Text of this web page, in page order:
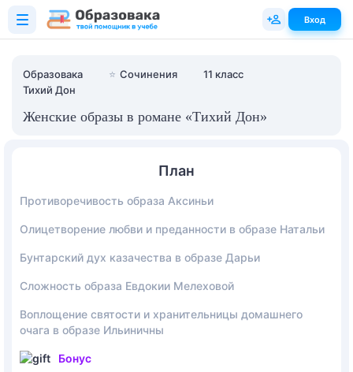
Образовака ⭐ Сочинения
11 класс
Тихий Дон
Женские образы в романе «Тихий Дон»
План
Противоречивость образа Аксиньи
Олицетворение любви и преданности в образе Натальи
Бунтарский дух казачества в образе Дарьи
Сложность образа Евдокии Мелеховой
Воплощение святости и хранительницы домашнего
очага в образе Ильиничны
Бонус
Вход